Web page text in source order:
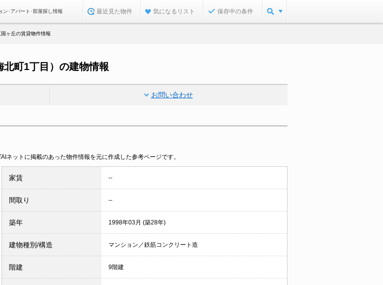
ン･アパート･部屋探し情報 最近見た物件 気になるリスト 保存中の条件
国ヶ丘の賃貸物件情報
北町1丁目）の建物情報
お問い合わせ
ネットに掲載のあった物件情報を元に作成した参考ページです。
家賃 --
間取り --
築年 1998年03月 (築28年)
建物種別/構造 マンション／鉄筋コンクリート造
階建 9階建